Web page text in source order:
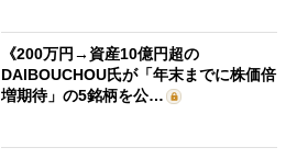
《200万円→資産10億円超の
DAIBOUCHOU氏が「年末までに株価倍
増期待」の5銘柄を公…